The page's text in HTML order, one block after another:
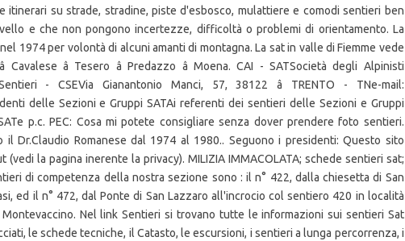
itinerari su strade, stradine, piste d'esbosco, mulattiere e comodi sentieri ben
e che non pongono incertezze, difficoltà o problemi di orientamento. La
1974 per volontà di alcuni amanti di montagna. La sat in valle di Fiemme vede
Cavalese â Tesero â Predazzo â Moena. CAI - SATSocietà degli Alpinisti
- CSEVia Gianantonio Manci, 57, 38122 â TRENTO - TNe-mail:
delle Sezioni e Gruppi SATAi referenti dei sentieri delle Sezioni e Gruppi
p.c. PEC: Cosa mi potete consigliare senza dover prendere foto sentieri.
il Dr.Claudio Romanese dal 1974 al 1980.. Seguono i presidenti: Questo sito
(vedi la pagina inerente la privacy). MILIZIA IMMACOLATA; schede sentieri sat;
di competenza della nostra sezione sono : il n° 422, dalla chiesetta di San
ed il n° 472, dal Ponte di San Lazzaro all'incrocio col sentiero 420 in località
Nel link Sentieri si trovano tutte le informazioni sui sentieri Sat
le schede tecniche, il Catasto, le escursioni, i sentieri a lunga percorrenza, i